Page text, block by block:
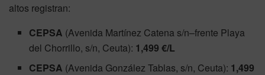
altos registran:
CEPSA (Avenida Martínez Catena s/n–frente Playa
del Chorrillo, s/n, Ceuta): 1,499 €/L
CEPSA (Avenida González Tablas, s/n, Ceuta): 1,499